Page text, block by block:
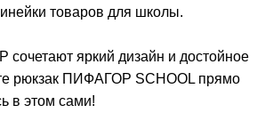
товаров для школы.
яркий дизайн и достойное
рюкзак ПИФАГОР SCHOOL прямо
в этом сами!